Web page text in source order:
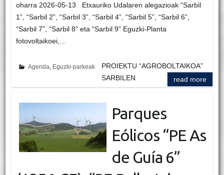
oharra 2026-05-13 Etxauriko Udalaren alegazioak “Sarbil
1”, “Sarbil 2”, “Sarbil 3”, “Sarbil 4”, “Sarbil 5”, “Sarbil 6”,
“Sarbil 7”, “Sarbil 8” eta “Sarbil 9” Eguzki-Planta
fotovoltaikoei,…
Agenda Eguzki-parkeak
PROIEKTU “AGROBOLTAIKOA”
SARBILEN
read more
Parques
Eólicos “PE As
de Guía 6”